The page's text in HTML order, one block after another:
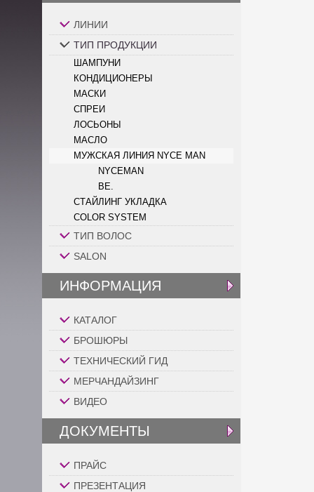
ЛИНИИ
ТИП ПРОДУКЦИИ
ШАМПУНИ
КОНДИЦИОНЕРЫ
МАСКИ
СПРЕИ
ЛОСЬОНЫ
МАСЛО
МУЖСКАЯ ЛИНИЯ NYCE MAN
NYCEMAN
BE.
СТАЙЛИНГ УКЛАДКА
COLOR SYSTEM
ТИП ВОЛОС
SALON
ИНФОРМАЦИЯ
КАТАЛОГ
БРОШЮРЫ
ТЕХНИЧЕСКИЙ ГИД
МЕРЧАНДАЙЗИНГ
ВИДЕО
ДОКУМЕНТЫ
ПРАЙС
ПРЕЗЕНТАЦИЯ